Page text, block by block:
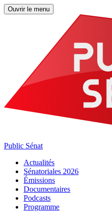
Ouvrir le menu
Public Sénat
Actualités
Sénatoriales 2026
Émissions
Documentaires
Podcasts
Programme